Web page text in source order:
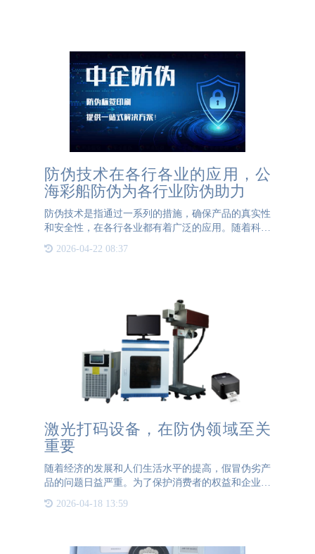
防伪技术在各行各业的应用，公
海彩船防伪为各行业防伪助力
防伪技术是指通过一系列的措施，确保产品的真实性
和安全性，在各行各业都有着广泛的应用。随着科技
防伪公司则是其中的佼佼者。防伪技术在食品行业的
2026-04-22 08:37
激光打码设备，在防伪领域至关
重要
随着经济的发展和人们生活水平的提高，假冒伪劣产
品的问题日益严重。为了保护消费者的权益和企业的
技术中，激光打码设备以其独特的优势，成为了防伪
2026-04-18 13:59